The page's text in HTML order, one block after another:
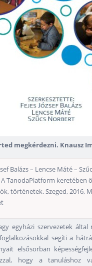
megkérdezni. Knausz
Balázs – Lencse Máté –
TanodaPlatform keretében
történetek. Szeged, 2016,
egyházi szervezetek
segíti a
elsősorban
hogy a tanuláshoz